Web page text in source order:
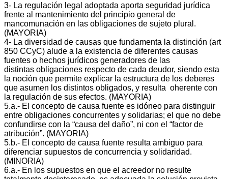
3‐ La regulación legal adoptada aporta seguridad jurídica
frente al mantenimiento del principio general de
mancomunación en las obligaciones de sujeto plural.
(MAYORIA)
4‐ La diversidad de causas que fundamenta la distinción (art
850 CCyC) alude a la existencia de diferentes causas
fuentes o hechos jurídicos generadores de las
distintas obligaciones respecto de cada deudor, siendo esta
la noción que permite explicar la estructura de los deberes
que asumen los distintos obligados, y resulta oherente con
la regulación de sus efectos. (MAYORIA)
5.a.‐ El concepto de causa fuente es idóneo para distinguir
entre obligaciones concurrentes y solidarias; el que no debe
confundirse con la “causa del daño”, ni con el “factor de
atribución”. (MAYORIA)
5.b.‐ El concepto de causa fuente resulta ambiguo para
diferenciar supuestos de concurrencia y solidaridad.
(MINORIA)
6.a.‐ En los supuestos en que el acreedor no resulte